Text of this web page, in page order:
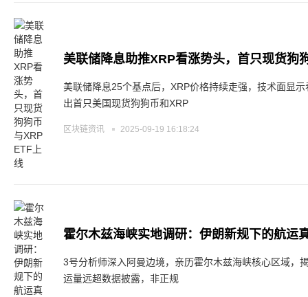
美联储降息助推XRP看涨势头，首只现货狗
美联储降息25个基点后，XRP价格持续走强，技术面显
出首只美国现货狗狗币和XRP
区块链资讯 2025-09-19 16:18:24
霍尔木兹海峡实地调研：伊朗新规下的航运
3号分析师深入阿曼边境，亲历霍尔木兹海峡核心区域
运量远超数据披露，非正规